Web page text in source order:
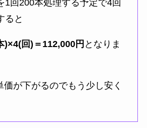
1回200本処理する予定で4回
ると
)×4(回)＝112,000円 となりま
価が下がるのでもう少し安く